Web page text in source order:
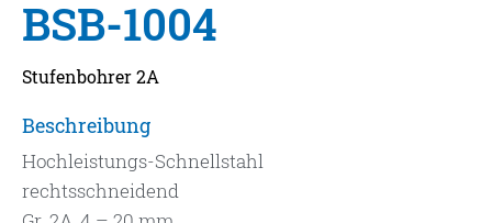
BSB-1004
Stufenbohrer 2A
Beschreibung
Hochleistungs-Schnellstahl
rechtsschneidend